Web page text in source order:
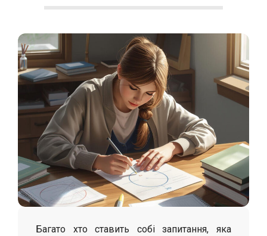
С
о
л
о
х
а
Багато хто ставить собі запитання, яка